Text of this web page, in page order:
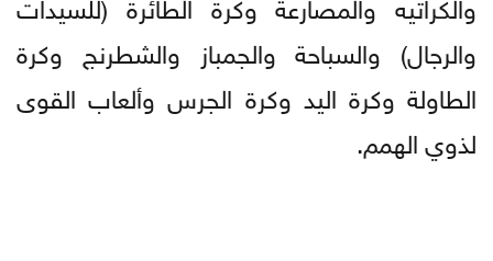
والرجال) والسباحة والجمباز والشطرنج وكرة
الطاولة وكرة اليد وكرة الجرس وألعاب القوى
لذوي الهمم.